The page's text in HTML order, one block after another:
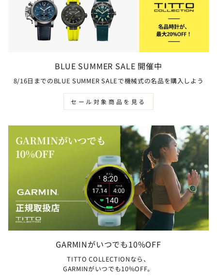
BLUE SUMMER SALE 開催中
8/16日までのBLUE SUMMER SALEで機械式の名品を購入しよう
セール対象商品を見る
GARMINがいつでも10%OFF
TITTO COLLECTIONなら、
GARMINがいつでも10%OFF。